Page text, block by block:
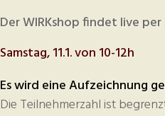
Der WIRKshop findet live
Samstag, 11.1. von 10-12h
Es wird eine Aufzeichnung
Die Teilnehmerzahl ist